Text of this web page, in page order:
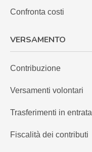
Confronta costi
VERSAMENTO
Contribuzione
Versamenti volontari
Trasferimenti in entrata
Fiscalità dei contributi